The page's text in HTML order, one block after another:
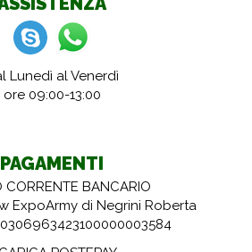
Lunedì al Venerdì
ore 09:00-13:00
PAGAMENTI
CORRENTE BANCARIO
ExpoArmy di Negrini Roberta